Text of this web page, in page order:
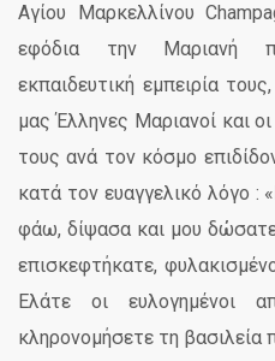
Αγίου Μαρκελλίνου
εφόδια την Μαριανή
εκπαιδευτική εμπειρία
μας Έλληνες Μαριανοί και
τους ανά τον κόσμο
κατά τον ευαγγελικό λόγο :
φάω, δίψασα και μου
επισκεφτήκατε,
Ελάτε οι
κληρονομήσετε τη βασιλεία